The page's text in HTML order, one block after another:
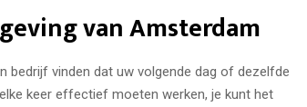
van Amsterdam
bedrijf vinden dat uw volgende dag of dezelfde
keer effectief moeten werken, je kunt het